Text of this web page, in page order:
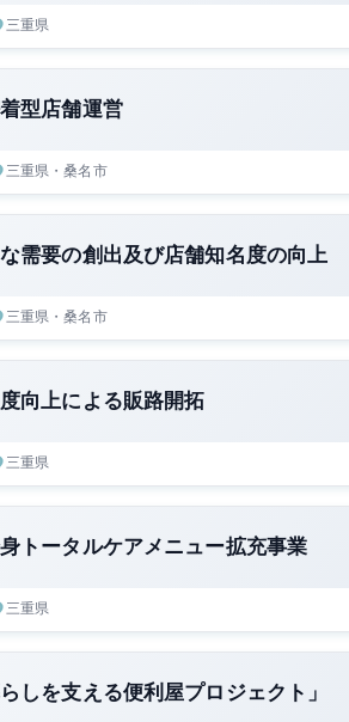
三重県
型店舗運営
三重県 ・桑名市
需要の創出及び店舗知名度の向上
三重県 ・桑名市
向上による販路開拓
三重県
トータルケアメニュー拡充事業
三重県
しを支える便利屋プロジェクト」